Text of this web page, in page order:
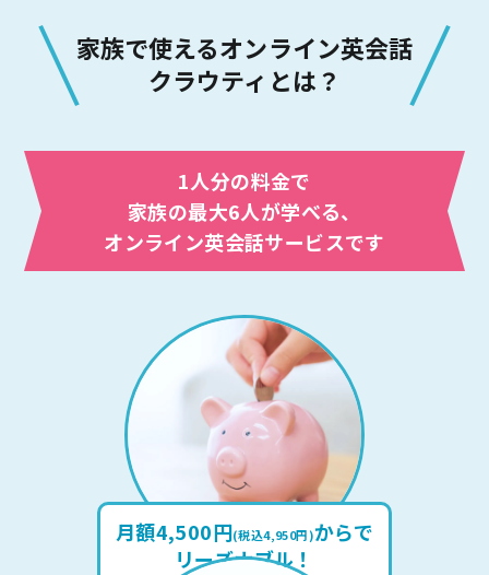
家族で使えるオンライン英会話
クラウティとは？
1人分の料金で
家族の最大6人が学べる、
オンライン英会話サービスです
月額4,500円(税込4,950円)からで
リーズナブル！